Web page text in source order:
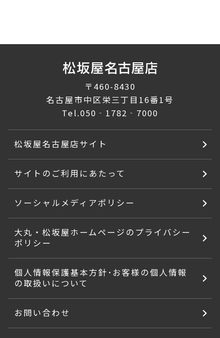
〒460-8430
名古屋市中区栄三丁目16番1号
Tel.050‐1782‐7000
松坂屋名古屋店サイト
サイトのご利用にあたって
ソーシャルメディアポリシー
大丸・松坂屋ホームページのプライバシー
ポリシー
個人情報保護基本方針･お客様の個人情報
の取扱いについて
お問い合わせ